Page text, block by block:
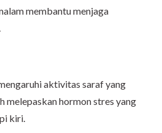
membantu menjaga
aktivitas saraf yang
melepaskan hormon stres yang
kiri.